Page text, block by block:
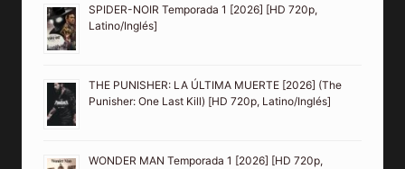
SPIDER-NOIR Temporada 1 [2026] [HD 720p,
Latino/Inglés]
THE PUNISHER: LA ÚLTIMA MUERTE [2026] (The
Punisher: One Last Kill) [HD 720p, Latino/Inglés]
WONDER MAN Temporada 1 [2026] [HD 720p,